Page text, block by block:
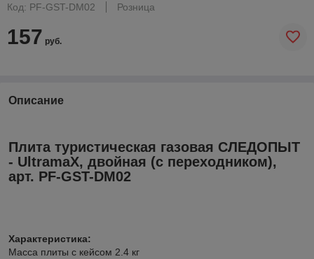
Код: PF-GST-DM02
Розница
157 руб.
Описание
Плита туристическая газовая СЛЕДОПЫТ
- UltramaX, двойная (с переходником),
арт. PF-GST-DM02
Характеристика:
Масса плиты с кейсом 2.4 кг